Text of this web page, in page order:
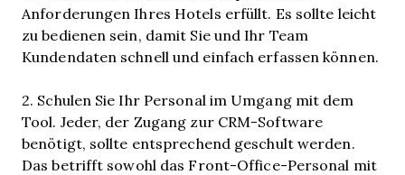
Anforderungen Ihres Hotels erfüllt. Es sollte leicht
zu bedienen sein, damit Sie und Ihr Team
Kundendaten schnell und einfach erfassen können.
2. Schulen Sie Ihr Personal im Umgang mit dem
Tool. Jeder, der Zugang zur CRM-Software
benötigt, sollte entsprechend geschult werden.
Das betrifft sowohl das Front-Office-Personal mit